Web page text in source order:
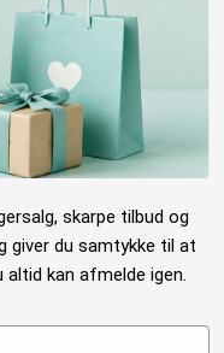
skarpe tilbud og
giver du samtykke til at
kan afmelde igen.